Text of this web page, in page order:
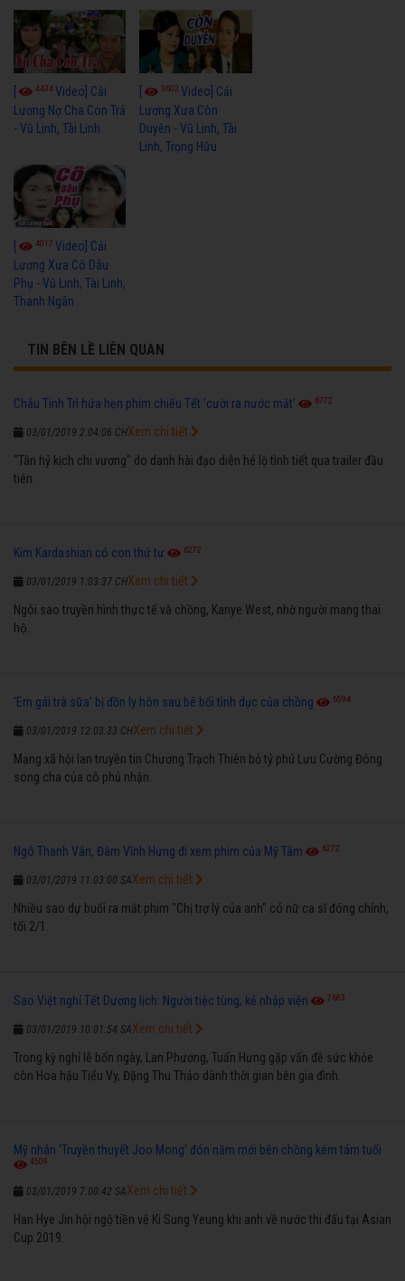
4434Video] Cải
Lương Nợ Cha Con Trả
- Vũ Linh, Tài Linh
3602Video] Cải
Lương Xưa Còn
Duyên - Vũ Linh, Tài
Linh, Trọng Hữu
[ 4017 Video] Cải
Lương Xưa Cô Dâu
Phụ - Vũ Linh, Tài Linh,
Thanh Ngân
TIN BÊN LỀ LIÊN QUAN
Châu Tinh Trì hứa hẹn phim chiếu Tết 'cười ra nước mắt' 6772
03/01/2019 2:04:06 CH
"Tân hỷ kịch chi vương" do danh hài đạo diễn hé lộ tình tiết qua trailer đầu
tiên.
Xem chi tiết
Kim Kardashian có con thứ tư 6272
03/01/2019 1:03:37 CH
Ngôi sao truyền hình thực tế và chồng, Kanye West, nhờ người mang thai
hộ.
Xem chi tiết
'Em gái trà sữa' bị đồn ly hôn sau bê bối tình dục của chồng 6594
03/01/2019 12:03:33 CH
Mạng xã hội lan truyền tin Chương Trạch Thiên bỏ tỷ phú Lưu Cường Đông
song cha của cô phủ nhận.
Xem chi tiết
Ngô Thanh Vân, Đàm Vĩnh Hưng đi xem phim của Mỹ Tâm 6272
03/01/2019 11:03:00 SA
Nhiều sao dự buổi ra mắt phim "Chị trợ lý của anh" có nữ ca sĩ đóng chính,
tối 2/1.
Xem chi tiết
Sao Việt nghỉ Tết Dương lịch: Người tiệc tùng, kẻ nhập viện 7683
03/01/2019 10:01:54 SA
Trong kỳ nghỉ lễ bốn ngày, Lan Phương, Tuấn Hưng gặp vấn đề sức khỏe
còn Hoa hậu Tiểu Vy, Đặng Thu Thảo dành thời gian bên gia đình.
Xem chi tiết
Mỹ nhân 'Truyền thuyết Joo Mong' đón năm mới bên chồng kém tám tuổi
4509
03/01/2019 7:00:42 SA
Han Hye Jin hội ngộ tiền vệ Ki Sung Yeung khi anh về nước thi đấu tại Asian
Cup 2019.
Xem chi tiết